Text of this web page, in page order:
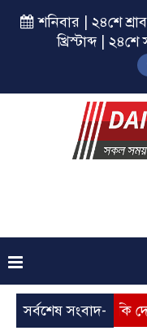
শনিবার | ২৪শে
খ্রিস্টাব্দ |
সর্বশেষ সংবাদ-
চেহারা কি দেখা